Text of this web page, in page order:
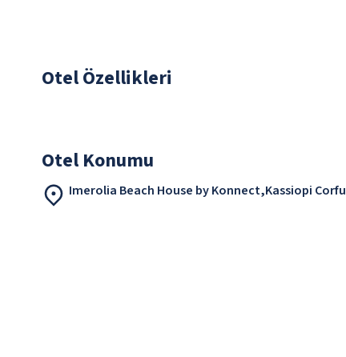
Otel Özellikleri
Otel Konumu
Imerolia Beach House by Konnect,Kassiopi Corfu